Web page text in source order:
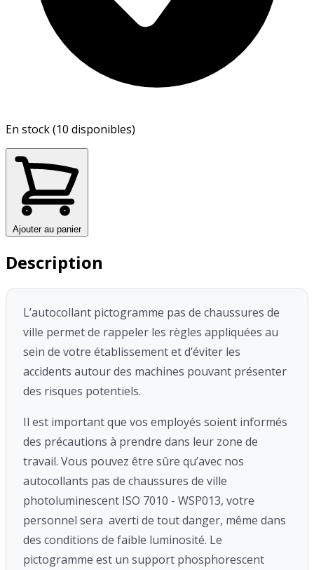
En stock (10 disponibles)
Ajouter au panier
Description
L’autocollant pictogramme pas de chaussures de
ville permet de rappeler les règles appliquées au
sein de votre établissement et d’éviter les
accidents autour des machines pouvant présenter
des risques potentiels.
Il est important que vos employés soient informés
des précautions à prendre dans leur zone de
travail. Vous pouvez être sûre qu’avec nos
autocollants pas de chaussures de ville
photoluminescent ISO 7010 - WSP013, votre
personnel sera averti de tout danger, même dans
des conditions de faible luminosité. Le
pictogramme est un support phosphorescent